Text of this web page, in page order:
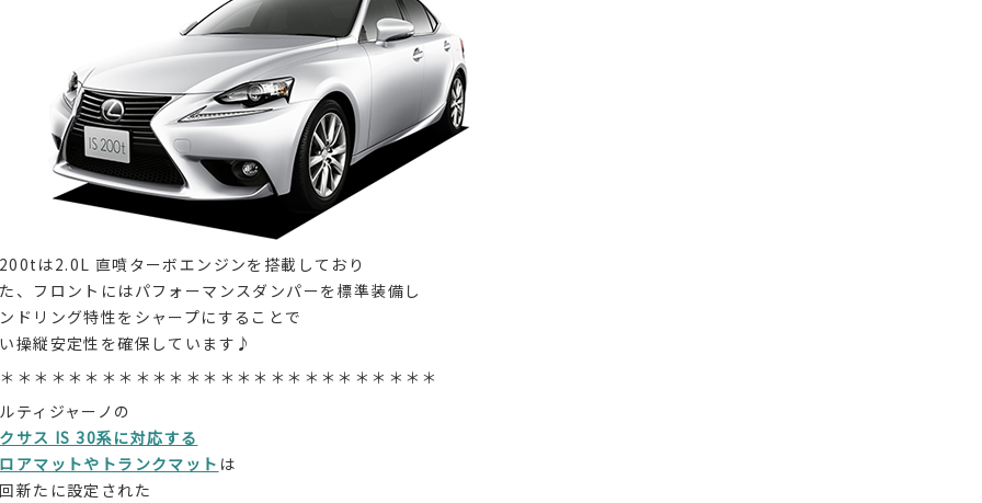
は2.0L 直噴ターボエンジンを搭載しており
、フロントにはパフォーマンスダンパーを標準装備し
ドリング特性をシャープにすることで
操縦安定性を確保しています♪
＊＊＊＊＊＊＊＊＊＊＊＊＊＊＊＊＊＊＊＊＊＊＊＊＊
ティジャーノの
サス IS 30系に対応する
アマットやトランクマット は
新たに設定された